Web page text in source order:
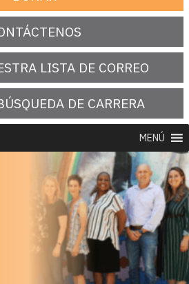
LISTA DE CORREO
DE CARRERA
MENÚ